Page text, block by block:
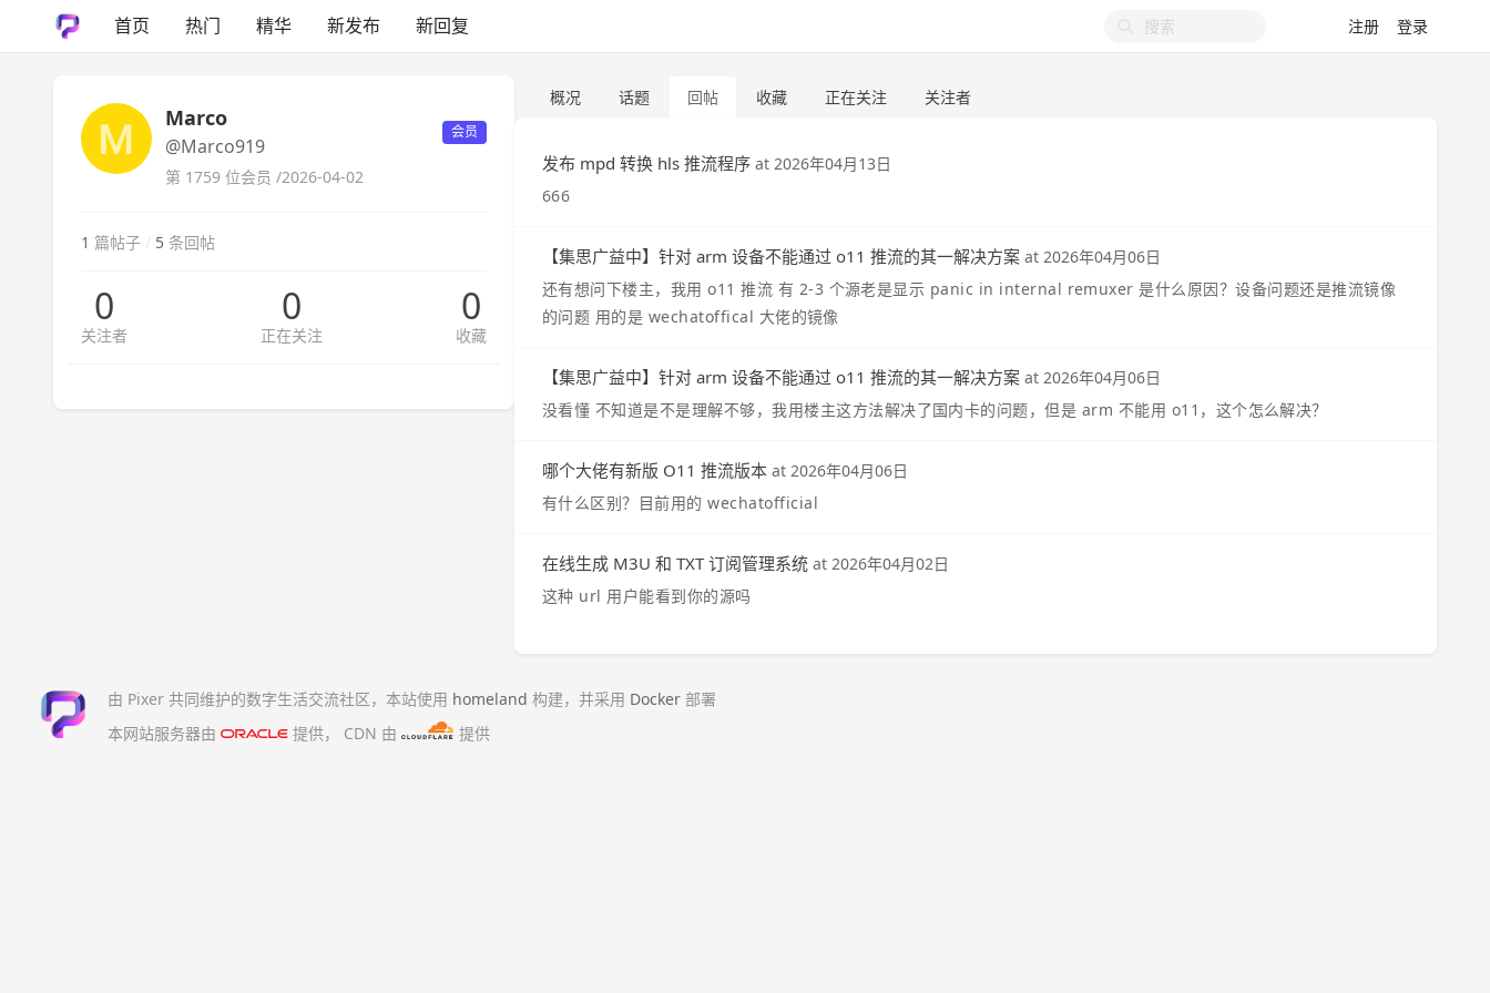
首页 热门 精华 新发布 新回复 注册 登录
Marco
@Marco919
会员
第 1759 位会员 /2026-04-02
1 篇帖子 / 5 条回帖
0
关注者
0
正在关注
0
收藏
概况 话题 回帖 收藏 正在关注 关注者
发布 mpd 转换 hls 推流程序 at 2026年04月13日
666
【集思广益中】针对 arm 设备不能通过 o11 推流的其一解决方案 at 2026年04月06日
还有想问下楼主，我用 o11 推流 有 2-3 个源老是显示 panic in internal remuxer 是什么原因？设备问题还是推流镜像
的问题 用的是 wechatoffical 大佬的镜像
【集思广益中】针对 arm 设备不能通过 o11 推流的其一解决方案 at 2026年04月06日
没看懂 不知道是不是理解不够，我用楼主这方法解决了国内卡的问题，但是 arm 不能用 o11，这个怎么解决？
哪个大佬有新版 O11 推流版本 at 2026年04月06日
有什么区别？目前用的 wechatofficial
在线生成 M3U 和 TXT 订阅管理系统 at 2026年04月02日
这种 url 用户能看到你的源吗
由 Pixer 共同维护的数字生活交流社区，本站使用 homeland 构建，并采用 Docker 部署
本网站服务器由
提供， CDN 由 提供